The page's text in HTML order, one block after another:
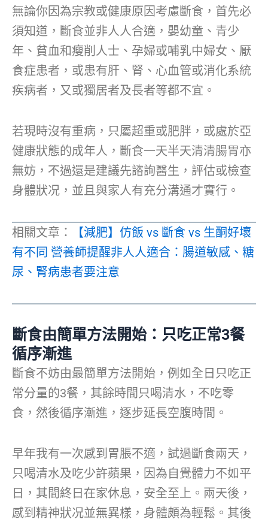
無論你因為宗教或健康原因考慮斷食，首先必
須知道，斷食並非人人合適，嬰幼童、青少
年、貧血和瘦削人士、孕婦或哺乳中婦女、厭
食症患者，或患有肝、腎、心血管或消化系統
疾病者，又或獨居者及長者等都不宜。
若現時沒有重病，只屬超重或肥胖，或處於亞
健康狀態的成年人，斷食一天半天清清腸胃亦
無妨，不過還是建議先諮詢醫生，評估或檢查
身體狀况，並且與家人有充分溝通才實行。
相關文章：
【減肥】仿飯 vs 斷食 vs 生酮好壞
有不同 營養師提醒非人人適合：腸道敏感、糖
尿、腎病患者要注意
斷食由簡單方法開始：只吃正常3餐
循序漸進
斷食不妨由最簡單方法開始，例如全日只吃正
常分量的3餐，其餘時間只喝清水，不吃零
食，然後循序漸進，逐步延長空腹時間。
早年我有一次感到胃脹不適，試過斷食兩天，
只喝清水及吃少許蘋果，因為自覺體力不如平
日，其間終日在家休息，安全至上。兩天後，
感到精神狀况並無異樣，身體頗為輕鬆。其後